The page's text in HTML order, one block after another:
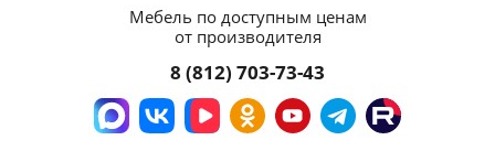
Мебель по доступным ценам
от производителя
8 (812) 703-73-43